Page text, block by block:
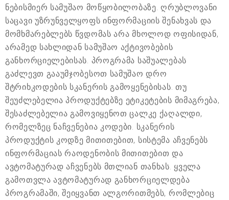
ნებისმიერ სამუშაო მოწყობილობაზე. ღრუბლოვანი
საცავი უზრუნველყოფს ინფორმაციის შენახვას და
მომხმარებლებს წვდომას არა მხოლოდ ოფისიდან,
არამედ სახლიდან სამუშაო აქტივობების
განხორციელებისას. პროგრამა საშუალებას
გაძლევთ გააუმჯობესოთ სამუშაო დრო
შტრიხკოდების სკანერის გამოყენებისას. თუ
შეუძლებელია პროდუქტებზე ეტიკეტების მიმაგრება,
შესაძლებელია გამოვიყენოთ ცალკე ქაღალდი,
რომელზეც ნაჩვენებია კოდები. სკანერის
პროდუქტის კოდზე მითითებით, სისტემა აჩვენებს
ინფორმაციას რაოდენობის მითითებით და
ავტომატურად აჩვენებს მთლიან თანხას. ყველა
გამოთვლა ავტომატურად განხორციელდება
პროგრამაში, შეიყვანთ ალგორითმებს, რომლებიც